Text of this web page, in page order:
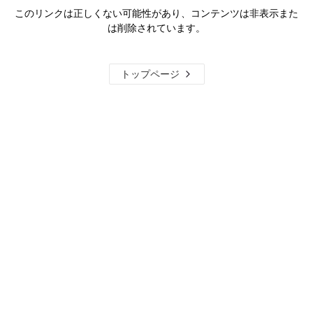
このリンクは正しくない可能性があり、コンテンツは非表示また
は削除されています。
トップページ